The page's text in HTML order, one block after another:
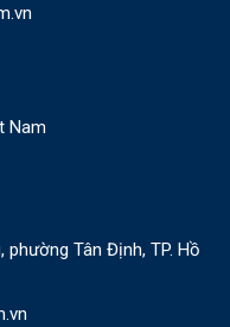
Nam
phường Tân Định, TP. Hồ